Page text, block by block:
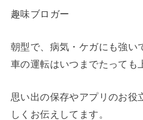
趣味ブロガー
朝型で、病気・ケガにも強い
車の運転はいつまでたっても
思い出の保存やアプリのお役
しくお伝えしてます。